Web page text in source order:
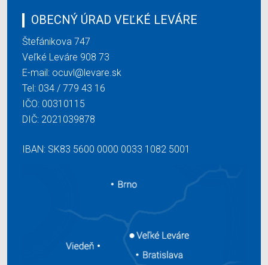
OBECNÝ ÚRAD VEĽKÉ LEVÁRE
Štefánikova 747
Veľké Leváre 908 73
E-mail: ocuvl@levare.sk
Tel: 034 / 779 43 16
IČO: 00310115
DIČ: 2021039878
IBAN: SK83 5600 0000 0033 1082 5001